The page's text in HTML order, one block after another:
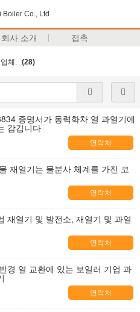
Co., Ltd
회사 소개 접촉
체. (28)
증명서가 동력화차 열 과열기에
감깁니다
연락처
재열기는 물분사 체계를 가진 코
연락처
재열기 및 발전소, 재열기 및 과열
연락처
경 열 교환에 있는 보일러 기업 과
연락처